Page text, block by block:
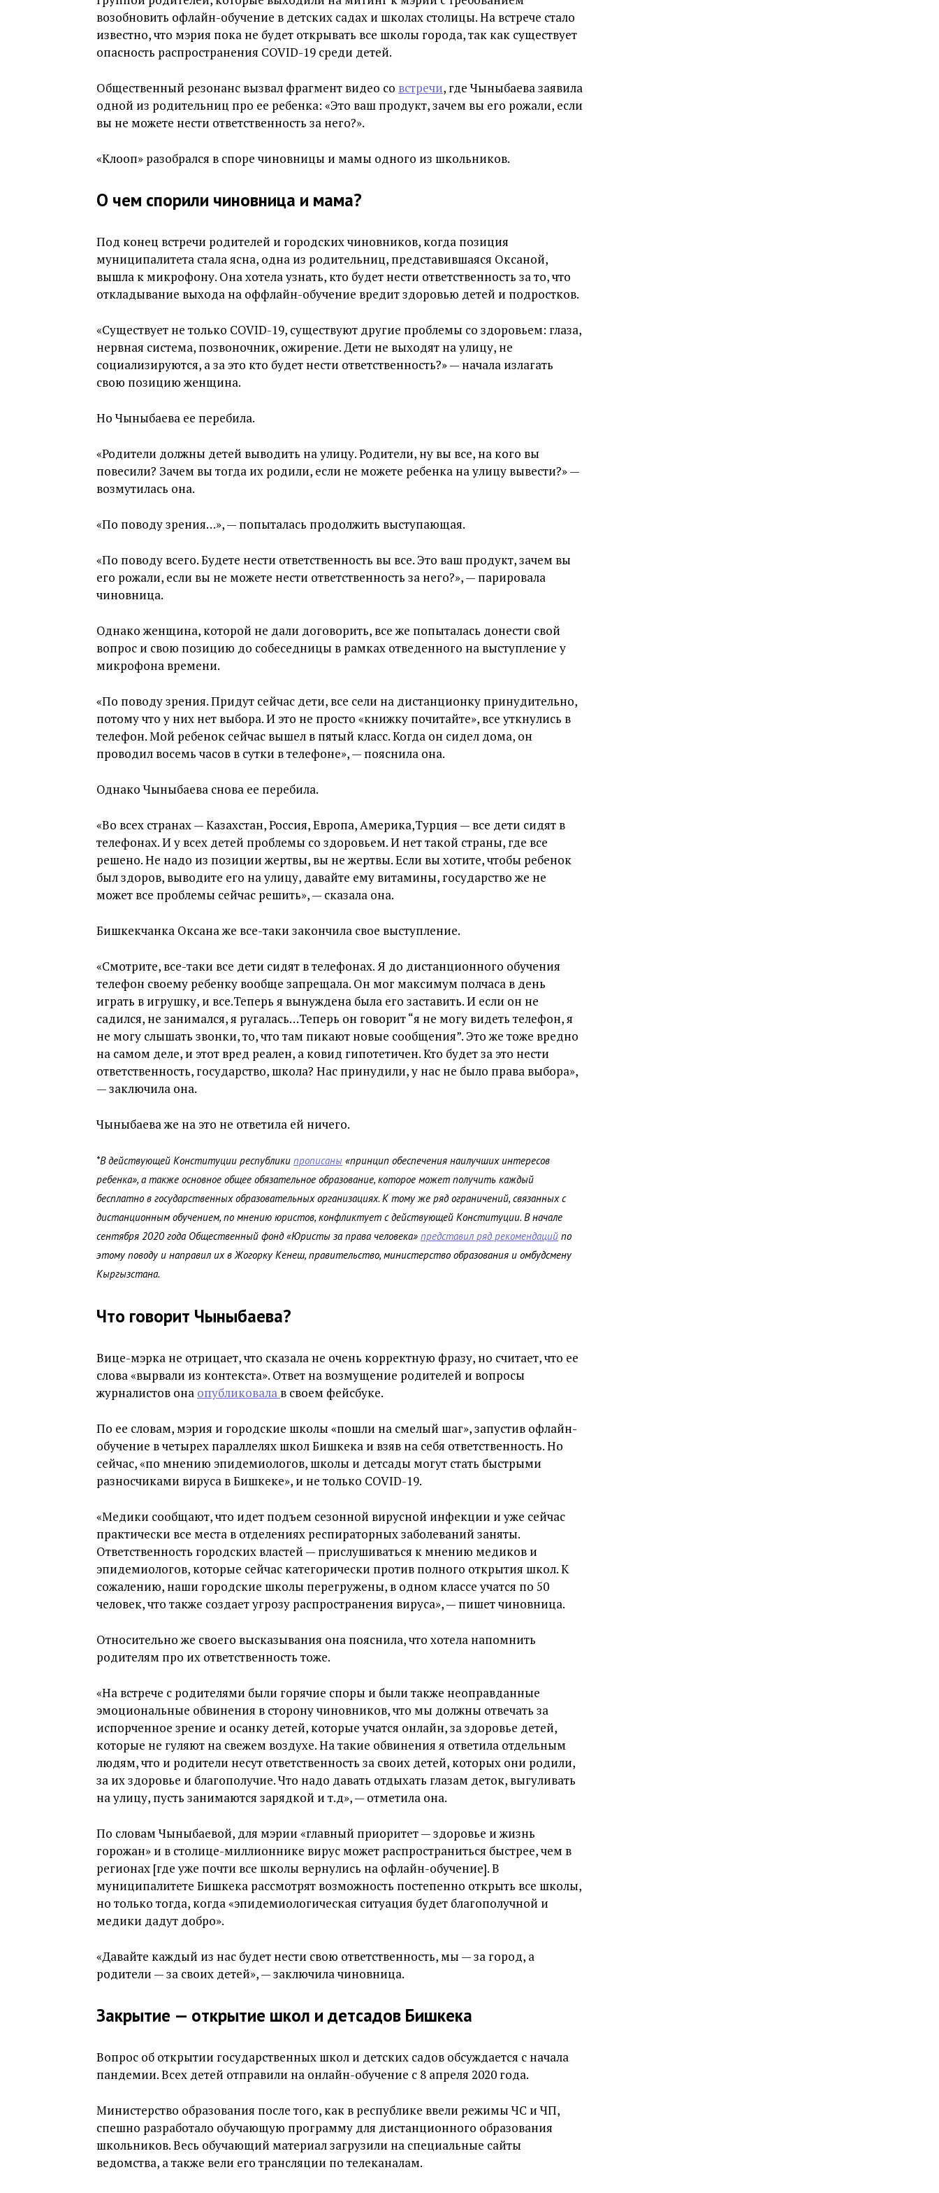
возобновить офлайн-обучение в детских садах и школах столицы. На встрече стало
известно, что мэрия пока не будет открывать все школы города, так как существует
опасность распространения COVID-19 среди детей.
Общественный резонанс вызвал фрагмент видео со встречи, где Чыныбаева заявила
одной из родительниц про ее ребенка: «Это ваш продукт, зачем вы его рожали, если
вы не можете нести ответственность за него?».
«Клооп» разобрался в споре чиновницы и мамы одного из школьников.
О чем спорили чиновница и мама?
Под конец встречи родителей и городских чиновников, когда позиция
муниципалитета стала ясна, одна из родительниц, представившаяся Оксаной,
вышла к микрофону. Она хотела узнать, кто будет нести ответственность за то, что
откладывание выхода на оффлайн-обучение вредит здоровью детей и подростков.
«Существует не только COVID-19, существуют другие проблемы со здоровьем: глаза,
нервная система, позвоночник, ожирение. Дети не выходят на улицу, не
социализируются, а за это кто будет нести ответственность?» — начала излагать
свою позицию женщина.
Но Чыныбаева ее перебила.
«Родители должны детей выводить на улицу. Родители, ну вы все, на кого вы
повесили? Зачем вы тогда их родили, если не можете ребенка на улицу вывести?» —
возмутилась она.
«По поводу зрения…», — попыталась продолжить выступающая.
«По поводу всего. Будете нести ответственность вы все. Это ваш продукт, зачем вы
его рожали, если вы не можете нести ответственность за него?», — парировала
чиновница.
Однако женщина, которой не дали договорить, все же попыталась донести свой
вопрос и свою позицию до собеседницы в рамках отведенного на выступление у
микрофона времени.
«По поводу зрения. Придут сейчас дети, все сели на дистанционку принудительно,
потому что у них нет выбора. И это не просто «книжку почитайте», все уткнулись в
телефон. Мой ребенок сейчас вышел в пятый класс. Когда он сидел дома, он
проводил восемь часов в сутки в телефоне», — пояснила она.
Однако Чыныбаева снова ее перебила.
«Во всех странах — Казахстан, Россия, Европа, Америка,Турция — все дети сидят в
телефонах. И у всех детей проблемы со здоровьем. И нет такой страны, где все
решено. Не надо из позиции жертвы, вы не жертвы. Если вы хотите, чтобы ребенок
был здоров, выводите его на улицу, давайте ему витамины, государство же не
может все проблемы сейчас решить», — сказала она.
Бишкекчанка Оксана же все-таки закончила свое выступление.
«Смотрите, все-таки все дети сидят в телефонах. Я до дистанционного обучения
телефон своему ребенку вообще запрещала. Он мог максимум полчаса в день
играть в игрушку, и все.Теперь я вынуждена была его заставить. И если он не
садился, не занимался, я ругалась…Теперь он говорит “я не могу видеть телефон, я
не могу слышать звонки, то, что там пикают новые сообщения”. Это же тоже вредно
на самом деле, и этот вред реален, а ковид гипотетичен. Кто будет за это нести
ответственность, государство, школа? Нас принудили, у нас не было права выбора»,
— заключила она.
Чыныбаева же на это не ответила ей ничего.
*В действующей Конституции республики прописаны «принцип обеспечения наилучших интересов
ребенка», а также основное общее обязательное образование, которое может получить каждый
бесплатно в государственных образовательных организациях. К тому же ряд ограничений, связанных с
дистанционным обучением, по мнению юристов, конфликтует с действующей Конституции. В начале
сентября 2020 года Общественный фонд «Юристы за права человека» представил ряд рекомендаций по
этому поводу и направил их в Жогорку Кенеш, правительство, министерство образования и омбудсмену
Кыргызстана.
Что говорит Чыныбаева?
Вице-мэрка не отрицает, что сказала не очень корректную фразу, но считает, что ее
слова «вырвали из контекста». Ответ на возмущение родителей и вопросы
журналистов она опубликовала в своем фейсбуке.
По ее словам, мэрия и городские школы «пошли на смелый шаг», запустив офлайн-
обучение в четырех параллелях школ Бишкека и взяв на себя ответственность. Но
сейчас, «по мнению эпидемиологов, школы и детсады могут стать быстрыми
разносчиками вируса в Бишкеке», и не только COVID-19.
«Медики сообщают, что идет подъем сезонной вирусной инфекции и уже сейчас
практически все места в отделениях респираторных заболеваний заняты.
Ответственность городских властей — прислушиваться к мнению медиков и
эпидемиологов, которые сейчас категорически против полного открытия школ. К
сожалению, наши городские школы перегружены, в одном классе учатся по 50
человек, что также создает угрозу распространения вируса», — пишет чиновница.
Относительно же своего высказывания она пояснила, что хотела напомнить
родителям про их ответственность тоже.
«На встрече с родителями были горячие споры и были также неоправданные
эмоциональные обвинения в сторону чиновников, что мы должны отвечать за
испорченное зрение и осанку детей, которые учатся онлайн, за здоровье детей,
которые не гуляют на свежем воздухе. На такие обвинения я ответила отдельным
людям, что и родители несут ответственность за своих детей, которых они родили,
за их здоровье и благополучие. Что надо давать отдыхать глазам деток, выгуливать
на улицу, пусть занимаются зарядкой и т.д», — отметила она.
По словам Чыныбаевой, для мэрии «главный приоритет — здоровье и жизнь
горожан» и в столице-миллионнике вирус может распространиться быстрее, чем в
регионах [где уже почти все школы вернулись на офлайн-обучение]. В
муниципалитете Бишкека рассмотрят возможность постепенно открыть все школы,
но только тогда, когда «эпидемиологическая ситуация будет благополучной и
медики дадут добро».
«Давайте каждый из нас будет нести свою ответственность, мы — за город, а
родители — за своих детей», — заключила чиновница.
Закрытие — открытие школ и детсадов Бишкека
Вопрос об открытии государственных школ и детских садов обсуждается с начала
пандемии. Всех детей отправили на онлайн-обучение с 8 апреля 2020 года.
Министерство образования после того, как в республике ввели режимы ЧС и ЧП,
спешно разработало обучающую программу для дистанционного образования
школьников. Весь обучающий материал загрузили на специальные сайты
ведомства, а также вели его трансляции по телеканалам.